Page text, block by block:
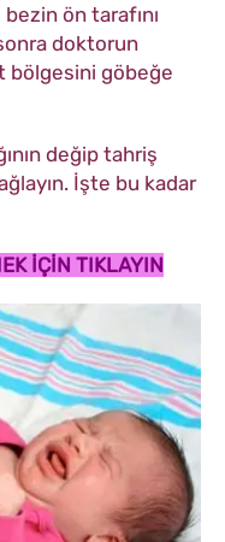
ön tarafını
doktorun
bölgesini göbeğe
değip tahriş
İşte bu kadar
İÇİN TIKLAYIN